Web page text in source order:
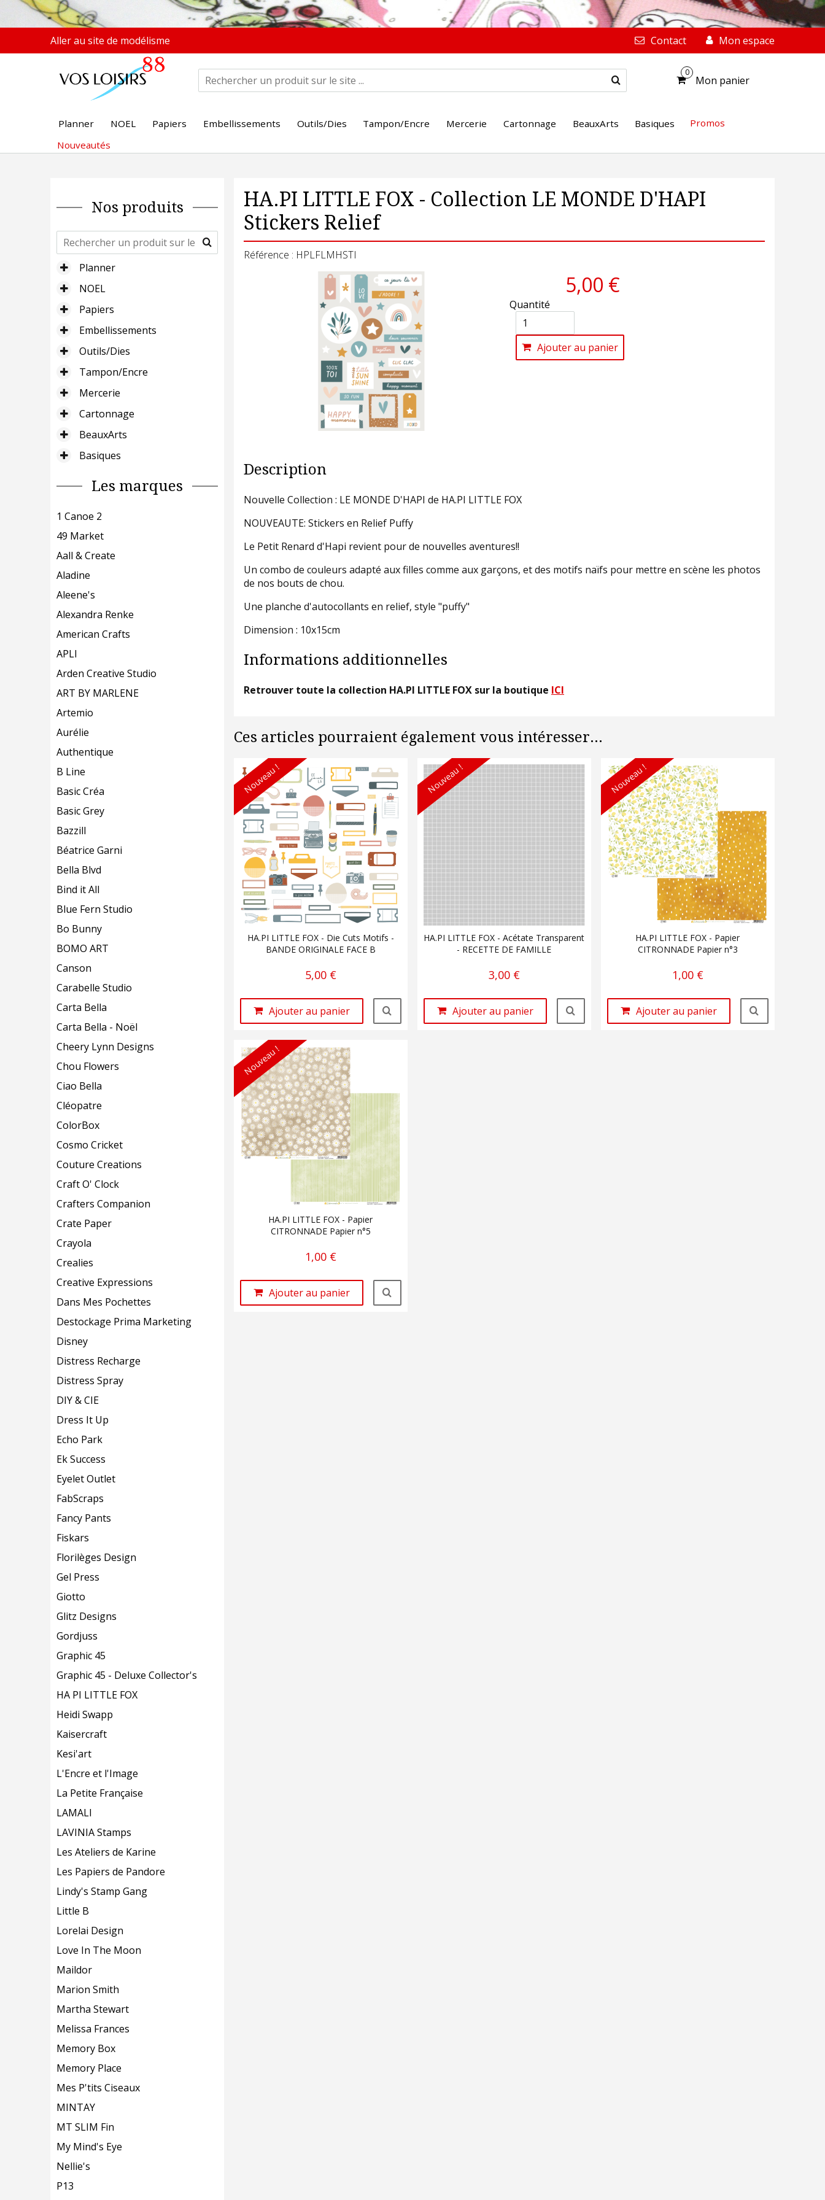
Aller au site de modélisme Contact Mon espace
0
Mon panier
Planner NOEL Papiers Embellissements Outils/Dies Tampon/Encre Mercerie Cartonnage BeauxArts Basiques
Promos
Nouveautés
Nos produits
Planner
NOEL
Papiers
Embellissements
Outils/Dies
Tampon/Encre
Mercerie
Cartonnage
BeauxArts
Basiques
Les marques
1 Canoe 2
49 Market
Aall & Create
Aladine
Aleene's
Alexandra Renke
American Crafts
APLI
Arden Creative Studio
ART BY MARLENE
Artemio
Aurélie
Authentique
B Line
Basic Créa
Basic Grey
Bazzill
Béatrice Garni
Bella Blvd
Bind it All
Blue Fern Studio
Bo Bunny
BOMO ART
Canson
Carabelle Studio
Carta Bella
Carta Bella - Noël
Cheery Lynn Designs
Chou Flowers
Ciao Bella
Cléopatre
ColorBox
Cosmo Cricket
Couture Creations
Craft O' Clock
Crafters Companion
Crate Paper
Crayola
Crealies
Creative Expressions
Dans Mes Pochettes
Destockage Prima Marketing
Disney
Distress Recharge
Distress Spray
DIY & CIE
Dress It Up
Echo Park
Ek Success
Eyelet Outlet
FabScraps
Fancy Pants
Fiskars
Florilèges Design
Gel Press
Giotto
Glitz Designs
Gordjuss
Graphic 45
Graphic 45 - Deluxe Collector's
HA PI LITTLE FOX
Heidi Swapp
Kaisercraft
Kesi'art
L'Encre et l'Image
La Petite Française
LAMALI
LAVINIA Stamps
Les Ateliers de Karine
Les Papiers de Pandore
Lindy's Stamp Gang
Little B
Lorelai Design
Love In The Moon
Maildor
Marion Smith
Martha Stewart
Melissa Frances
Memory Box
Memory Place
Mes P'tits Ciseaux
MINTAY
MT SLIM Fin
My Mind's Eye
Nellie's
P13
HA.PI LITTLE FOX - Collection LE MONDE D'HAPI
Stickers Relief
Référence : HPLFLMHSTI
5,00 €
Quantité
Ajouter au panier
Description
Nouvelle Collection : LE MONDE D'HAPI de HA.PI LITTLE FOX
NOUVEAUTE: Stickers en Relief Puffy
Le Petit Renard d'Hapi revient pour de nouvelles aventures!!
Un combo de couleurs adapté aux filles comme aux garçons, et des motifs naïfs pour mettre en scène les photos
de nos bouts de chou.
Une planche d'autocollants en relief, style "puffy"
Dimension : 10x15cm
Informations additionnelles
Retrouver toute la collection HA.PI LITTLE FOX sur la boutique ICI
Ces articles pourraient également vous intéresser...
Nouveau !
HA.PI LITTLE FOX - Die Cuts Motifs -
BANDE ORIGINALE FACE B
5,00 €
Ajouter au panier
Nouveau !
HA.PI LITTLE FOX - Acétate Transparent
- RECETTE DE FAMILLE
3,00 €
Ajouter au panier
Nouveau !
HA.PI LITTLE FOX - Papier
CITRONNADE Papier n°3
1,00 €
Ajouter au panier
Nouveau !
HA.PI LITTLE FOX - Papier
CITRONNADE Papier n°5
1,00 €
Ajouter au panier